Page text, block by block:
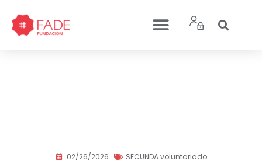
02/26/2026
SECUNDA voluntariado